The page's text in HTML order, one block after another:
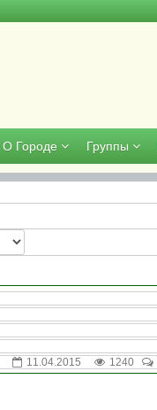
О Городе Группы
11.04.2015
1240